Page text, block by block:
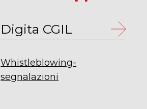
Digita CGIL
Whistleblowing-
segnalazioni